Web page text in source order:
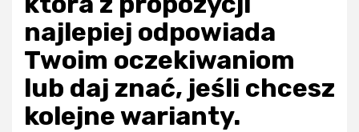
najlepiej odpowiada
Twoim oczekiwaniom
lub daj znać, jeśli chcesz
kolejne warianty.